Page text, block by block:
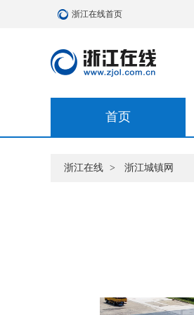
浙江在线首页
首页
浙江在线 > 浙江城镇网